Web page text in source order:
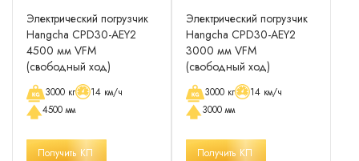
Электрический погрузчик
Hangcha CPD30-AEY2
4500 мм VFM
(свободный ход)
3000 кг
14 км/ч
4500 мм
Получить КП
Электрический погрузчик
Hangcha CPD30-AEY2
3000 мм VFM
(свободный ход)
3000 кг
14 км/ч
3000 мм
Получить КП